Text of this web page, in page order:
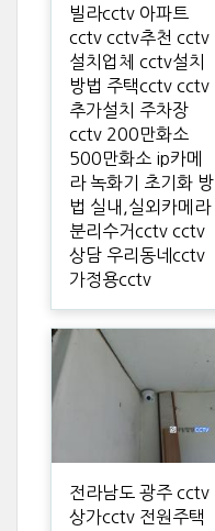
빌라cctv 아파트
cctv cctv추천 cctv
설치업체 cctv설치
방법 주택cctv cctv
추가설치 주차장
cctv 200만화소
500만화소 ip카메
라 녹화기 초기화 방
법 실내,실외카메라
분리수거cctv cctv
상담 우리동네cctv
가정용cctv
전라남도 광주 cctv
상가cctv 전원주택